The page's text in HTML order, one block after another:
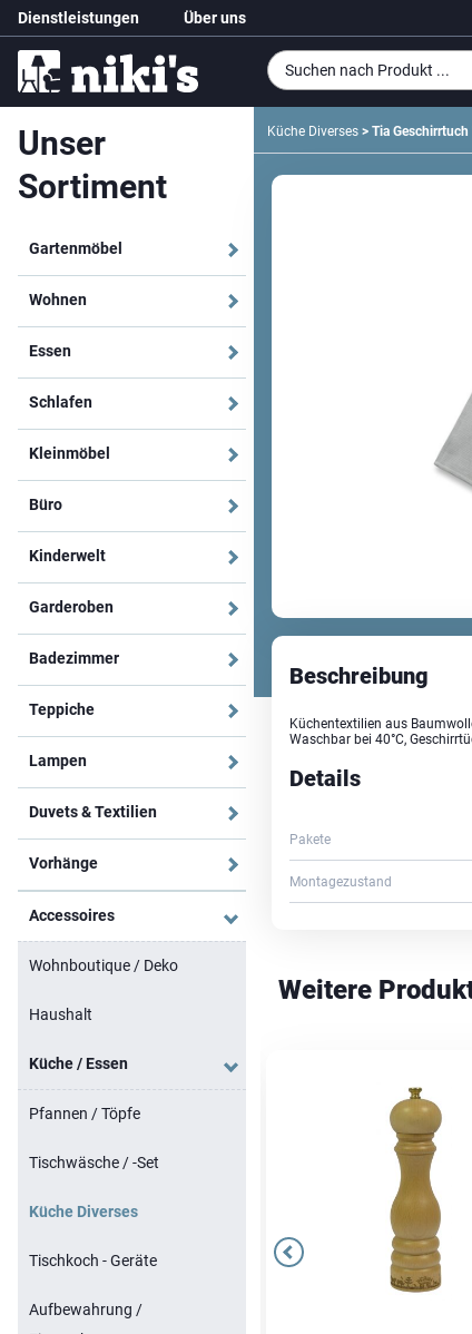
Dienstleistungen Über uns
Unser
Sortiment
Gartenmöbel
Wohnen
Essen
Schlafen
Kleinmöbel
Büro
Kinderwelt
Garderoben
Badezimmer
Teppiche
Lampen
Duvets & Textilien
Vorhänge
Accessoires
Wohnboutique / Deko
Haushalt
Küche / Essen
Pfannen / Töpfe
Tischwäsche / -Set
Küche Diverses
Tischkoch - Geräte
Aufbewahrung /
Küche Diverses > Tia
Beschreibung
Küchentextilien aus
Waschbar bei 40°C,
Details
Pakete
Montagezustand
Weitere